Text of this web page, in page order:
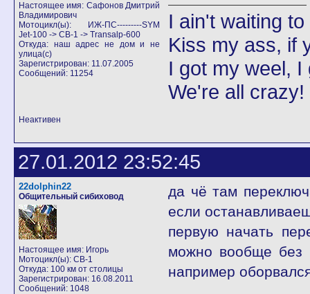
Настоящее имя: Сафонов Дмитрий
Владимирович
Мотоцикл(ы): ИЖ-ПС---------SYM
Jet-100 -> CB-1 -> Transalp-600
Откуда: наш адрес не дом и не
улица(с)
Зарегистрирован: 11.07.2005
Сообщений: 11254
I ain't waiting
Kiss my ass, if
I got my weel,
We're all
Неактивен
27.01.2012 23:52:45
22dolphin22
Общительный сибиховод
Настоящее имя: Игорь
Мотоцикл(ы): CB-1
Откуда: 100 км от столицы
Зарегистрирован: 16.08.2011
Сообщений: 1048
да чё там
если
первую начать
можно вообще без
например